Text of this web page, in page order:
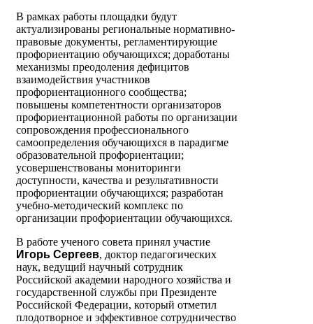
В рамках работы площадки будут
актуализированы региональные нормативно-
правовые документы, регламентирующие
профориентацию обучающихся; доработаны
механизмы преодоления дефицитов
взаимодействия участников
профориентационного сообщества;
повышены компетентности организаторов
профориентационной работы по организации
сопровождения профессионального
самоопределения обучающихся в парадигме
образовательной профориентации;
усовершенствованы мониторинги
доступности, качества и результативности
профориентации обучающихся; разработан
учебно-методический комплекс по
организации профориентации обучающихся.
В работе ученого совета принял участие
Игорь Сергеев, доктор педагогических
наук, ведущий научный сотрудник
Российской академии народного хозяйства и
государственной службы при Президенте
Российской Федерации, который отметил
плодотворное и эффективное сотрудничество